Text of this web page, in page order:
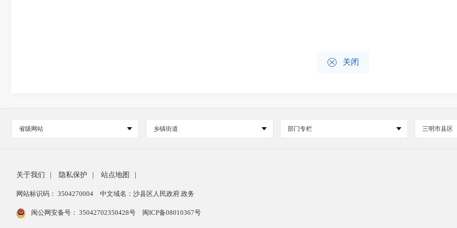
 关闭
省级网站 乡镇街道 部门专栏 三明市县区
关于我们 隐私保护 站点地图
网站标识码： 3504270004 中文域名：沙县区人民政府.政务
闽公网安备号： 35042702350428号 闽ICP备08010367号